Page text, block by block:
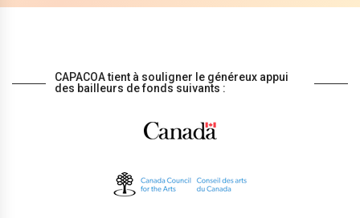
CAPACOA tient à souligner le généreux appui
des bailleurs de fonds suivants :